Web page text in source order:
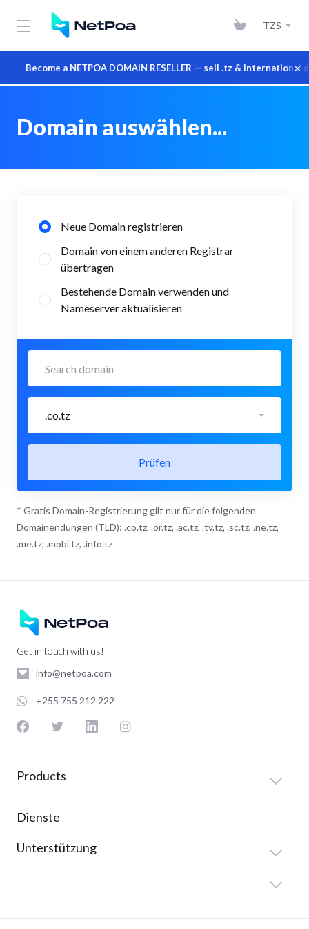
Become a NETPOA DOMAIN RESELLER — sell .tz & ×
TZS
Domain auswählen...
Neue Domain registrieren
Domain von einem anderen Registrar
übertragen
Bestehende Domain verwenden und
Nameserver aktualisieren
.co.tz
Prüfen
* Gratis Domain-Registrierung gilt nur für die folgenden
Domainendungen (TLD): .co.tz, .or.tz, .ac.tz, .tv.tz, .sc.tz, .ne.tz,
.me.tz, .mobi.tz, .info.tz
Get in touch with us!
info@netpoa.com
+255 755 212 222
Products
Dienste
Unterstützung